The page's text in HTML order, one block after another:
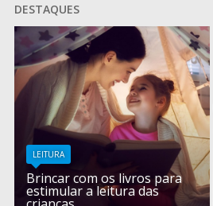
DESTAQUES
LEITURA
Brincar com os livros para
estimular a leitura das